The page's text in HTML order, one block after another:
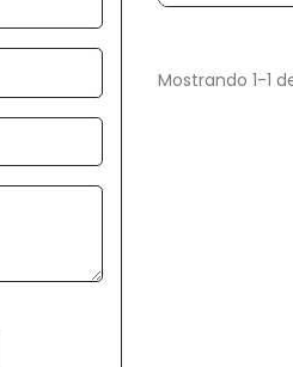
Mostrando 1-1